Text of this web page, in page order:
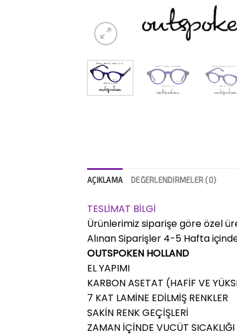
AÇIKLAMA DEĞERLENDIRMELER (0)
TESLİMAT BİLGİ
Ürünlerimiz siparişe göre özel
Alınan Siparişler 4-5 Hafta içinde
OUTSPOKEN HOLLAND
EL YAPIMI
KARBON ASETAT (HAFİF VE
7 KAT LAMİNE EDİLMİŞ RENKLER
SAKİN RENK GEÇİŞLERİ
ZAMAN İÇİNDE VUCÜT